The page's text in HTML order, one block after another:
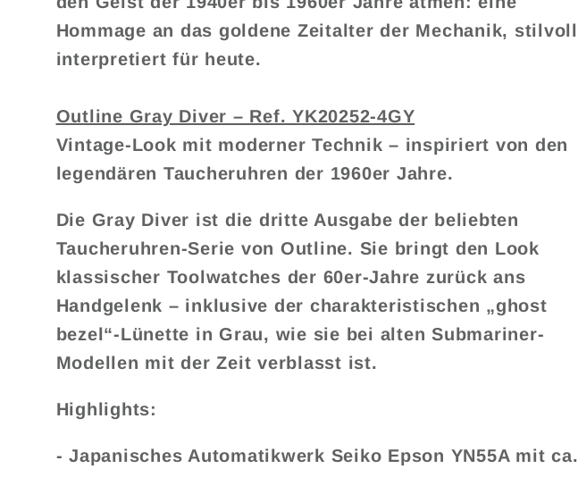
Hommage an das goldene Zeitalter der Mechanik, stilvoll
interpretiert für heute.
Outline Gray Diver – Ref. YK20252-4GY
Vintage-Look mit moderner Technik – inspiriert von den
legendären Taucheruhren der 1960er Jahre.
Die Gray Diver ist die dritte Ausgabe der beliebten
Taucheruhren-Serie von Outline. Sie bringt den Look
klassischer Toolwatches der 60er-Jahre zurück ans
Handgelenk – inklusive der charakteristischen „ghost
bezel“-Lünette in Grau, wie sie bei alten Submariner-
Modellen mit der Zeit verblasst ist.
Highlights:
- Japanisches Automatikwerk Seiko Epson YN55A mit ca.